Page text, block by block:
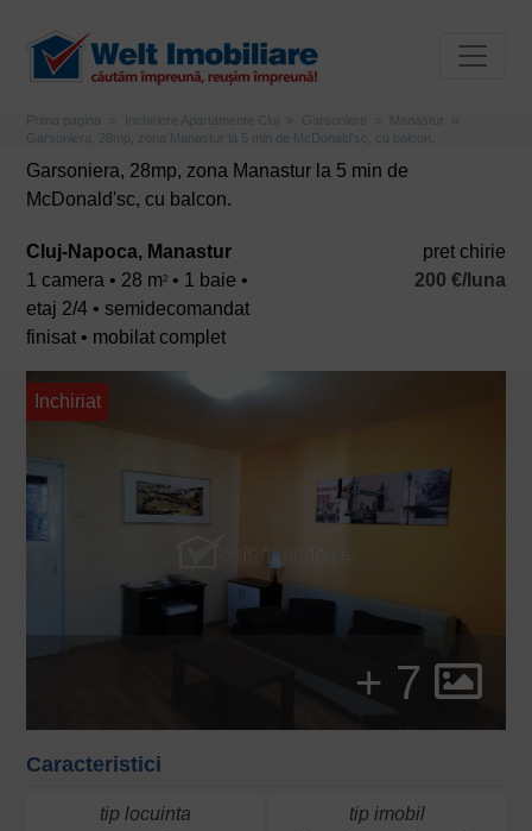
Prima pagina Inchiriere Apartamente Cluj Garsoniere
Manastur
Garsoniera, 28mp, zona Manastur la 5 min de McDonald'sc, cu balcon.
Garsoniera, 28mp, zona Manastur la 5 min de
McDonald'sc, cu balcon.
Cluj-Napoca, Manastur
1 camera • 28 m2 • 1 baie •
etaj 2/4 • semidecomandat
finisat • mobilat complet
pret chirie
200 €/luna
+ 7
Inchiriat
Caracteristici
tip locuinta
tip imobil